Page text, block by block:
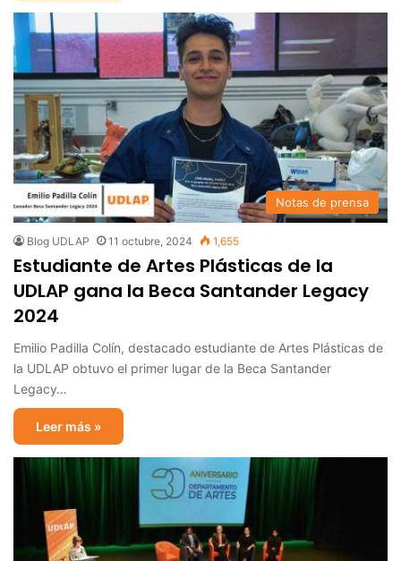
Notas de prensa
Blog UDLAP 11 octubre, 2024 1,655
Estudiante de Artes Plásticas de la
UDLAP gana la Beca Santander Legacy
2024
Emilio Padilla Colín, destacado estudiante de Artes Plásticas de
la UDLAP obtuvo el primer lugar de la Beca Santander
Legacy…
Leer más »